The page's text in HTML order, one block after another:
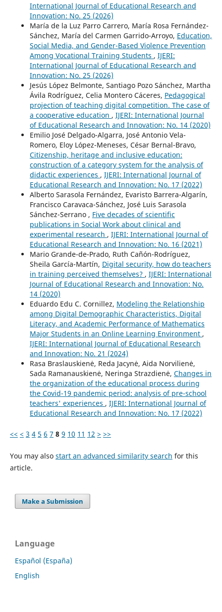
International Journal of Educational Research and
Innovation: No. 25 (2026)
María de la Luz Parro Carrero, María Rosa Fernández-
Sánchez, María del Carmen Garrido-Arroyo, Education,
Social Media, and Gender-Based Violence Prevention
Among Vocational Training Students , IJERI:
International Journal of Educational Research and
Innovation: No. 25 (2026)
Jesús López Belmonte, Santiago Pozo Sánchez, Martha
Ávila Rodríguez, Celia Montero Cáceres, Pedagogical
projection of teaching digital competition. The case of
a cooperative education , IJERI: International Journal
of Educational Research and Innovation: No. 14 (2020)
Emilio José Delgado-Algarra, José Antonio Vela-
Romero, Eloy López-Meneses, César Bernal-Bravo,
Citizenship, heritage and inclusive education:
construction of a category system for the analysis of
didactic experiences , IJERI: International Journal of
Educational Research and Innovation: No. 17 (2022)
Alberto Sarasola Fernández, Evaristo Barrera-Algarín,
Francisco Caravaca-Sánchez, José Luis Sarasola
Sánchez-Serrano , Five decades of scientific
publications in Social Work about clinical and
experimental research , IJERI: International Journal of
Educational Research and Innovation: No. 16 (2021)
Mario Grande-de-Prado, Ruth Cañón-Rodríguez,
Sheila García-Martín, Digital security, how do teachers
in training perceived themselves? , IJERI: International
Journal of Educational Research and Innovation: No.
14 (2020)
Eduardo Edu C. Cornillez, Modeling the Relationship
among Digital Demographic Characteristics, Digital
Literacy, and Academic Performance of Mathematics
Major Students in an Online Learning Environment ,
IJERI: International Journal of Educational Research
and Innovation: No. 21 (2024)
Rasa Braslauskienė, Reda Jacynė, Aida Norvilienė,
Sada Ramanauskienė, Neringa Strazdienė, Changes in
the organization of the educational process during
the Covid-19 pandemic period: analysis of pre-school
teachers' experiences , IJERI: International Journal of
Educational Research and Innovation: No. 17 (2022)
<< < 3 4 5 6 7 8 9 10 11 12 > >>
You may also start an advanced similarity search for this
article.
Make a Submission
Language
Español (España)
English